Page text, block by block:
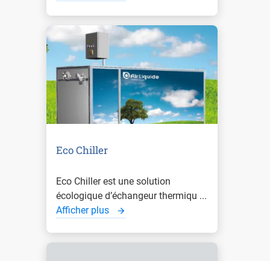
Eco Chiller
Eco Chiller est une solution
écologique d’échangeur thermiqu ...
Afficher plus